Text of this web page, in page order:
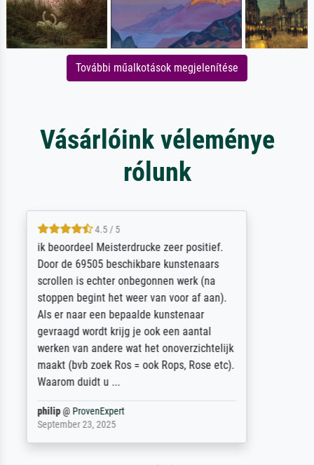
További műalkotások megjelenítése
Vásárlóink véleménye
rólunk
5 / 5
Die Zufriedenheit ist auch nicht dadurch
getrübt, dass das Bild entgegen einer
angegebenen Lieferanschrift (sollte eine
Überraschung für die normannische
Ehefrau sein zum Hochzeits- gleichzeitig
auch Geburtstag sein) doch nach zu Hause
zugestellt wurde.
Jürgen@ProvenExpert
April 22, 2026